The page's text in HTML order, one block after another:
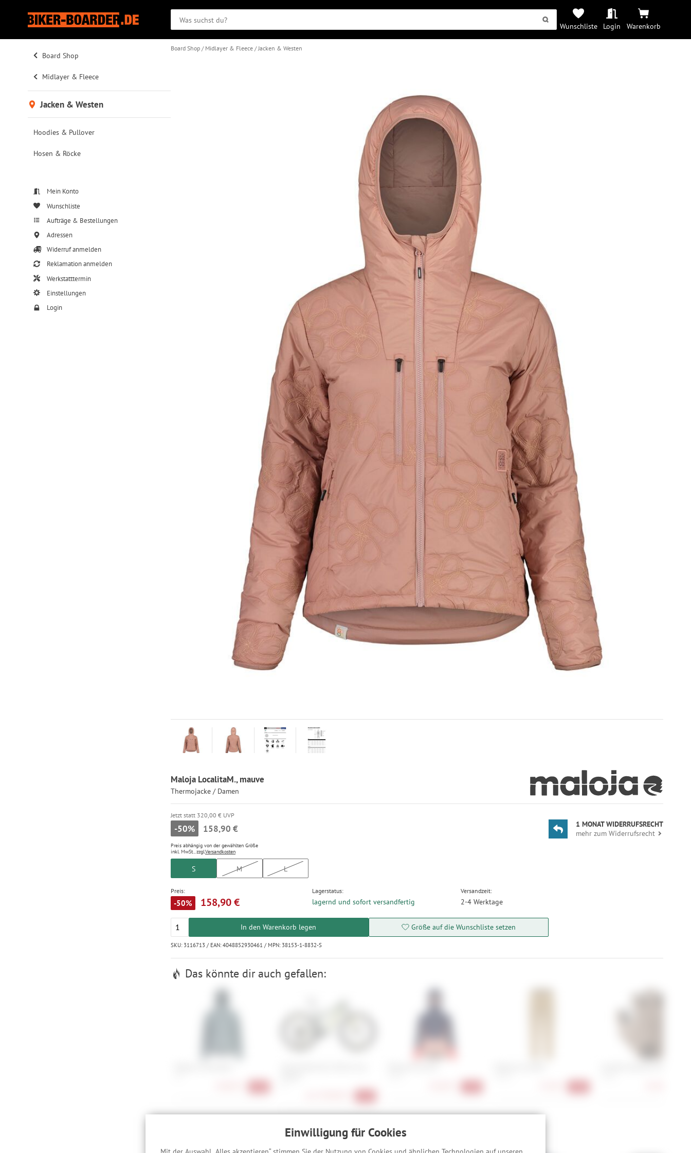
Wunschliste Login Warenkorb
Einwilligung für Cookies
Board Shop
Midlayer & Fleece
Jacken & Westen
Hoodies & Pullover
Hosen & Röcke
Mein Konto
Wunschliste
Aufträge & Bestellungen
Adressen
Widerruf anmelden
Reklamation anmelden
Werkstatttermin
Einstellungen
Login
Board Shop Midlayer & Fleece Jacken & Westen
Maloja LocalitaM., mauve
Thermojacke / Damen
Jetzt statt 320,00 € UVP
-50% 158,90 €
Preis abhängig von der gewählten Größe
inkl. MwSt., zzgl.Versandkosten
S M L
Preis:
-50% 158,90 €
Lagerstatus:
lagernd und sofort versandfertig
Versandzeit:
2-4 Werktage
In den Warenkorb legen Größe auf die Wunschliste setzen
SKU: 3116713 / EAN: 4048852930461 / MPN: 38153-1-8832-S
1 MONAT WIDERRUFSRECHT
mehr zum Widerrufsrecht
Das könnte dir auch gefallen:
Für jedes Wetter gerüstet – mit dem passenden Baselayer darunter: